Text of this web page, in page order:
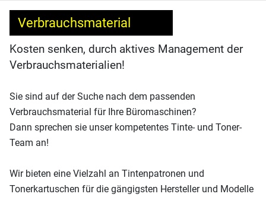
Verbrauchsmaterial
Kosten senken, durch aktives Management der
Verbrauchsmaterialien!
Sie sind auf der Suche nach dem passenden
Verbrauchsmaterial für Ihre Büromaschinen?
Dann sprechen sie unser kompetentes Tinte- und Toner-
Team an!
Wir bieten eine Vielzahl an Tintenpatronen und
Tonerkartuschen für die gängigsten Hersteller und Modelle